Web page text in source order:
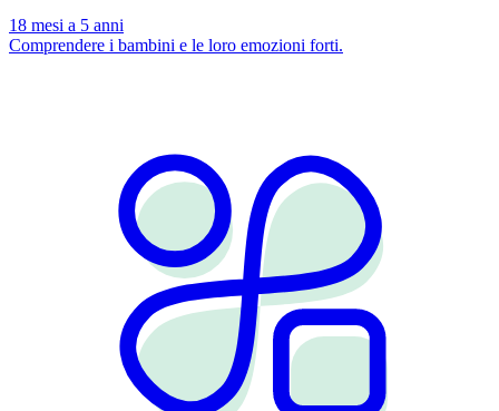
18 mesi a 5 anni
Comprendere i bambini e le loro emozioni forti.